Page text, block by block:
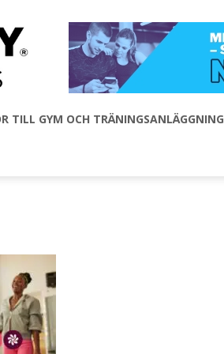
TILL GYM OCH TRÄNINGSANLÄGGNING